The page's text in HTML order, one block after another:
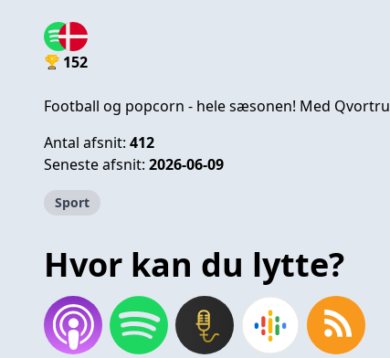
152
Football og popcorn - hele sæsonen! Med
Antal afsnit: 412
Seneste afsnit: 2026-06-09
Sport
Hvor kan du lytte?